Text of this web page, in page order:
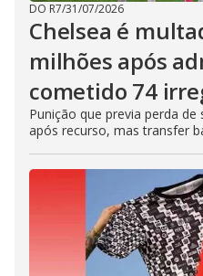
DO R7/31/07/2026
Chelsea é
milhões após
cometido 74
Punição que previa perda
após recurso, mas transfer